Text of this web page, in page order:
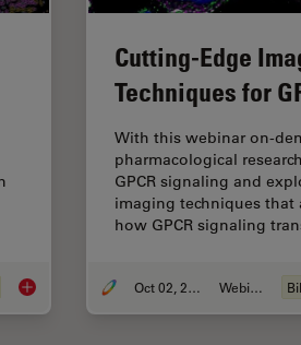
Leitfaden zur Räumlichen Biologie
Cutting-Edge
Techniques for
With this webinar on-
pharmacological
GPCR signaling and
imaging techniques that
how GPCR signaling
Oct 02, 2024 Webinar